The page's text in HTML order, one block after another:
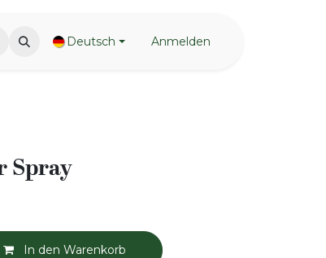
Deutsch Anmelden
Spray
In den Warenkorb